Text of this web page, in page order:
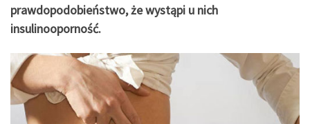
prawdopodobieństwo, że wystąpi u nich
insulinooporność.